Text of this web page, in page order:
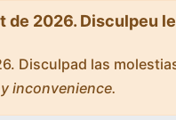
de 2026. Disculpeu
Disculpad las
inconvenience.